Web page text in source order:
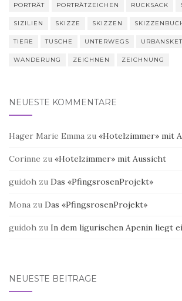
PORTRÄT PORTRÄTZEICHEN RUCKSACK
SIZILIEN SKIZZE SKIZZEN
TIERE TUSCHE UNTERWEGS
WANDERUNG ZEICHNEN ZEICHNUNG
NEUESTE KOMMENTARE
Hager Marie Emma zu «Hotelzimmer» mit
Corinne zu «Hotelzimmer» mit Aussicht
guidoh zu Das «PfingsrosenProjekt»
Mona zu Das «PfingsrosenProjekt»
guidoh zu In dem ligurischen Apenin liegt
NEUESTE BEITRÄGE